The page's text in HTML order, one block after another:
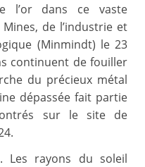
l’or dans ce vaste
de l’industrie et
(Minmindt) le 23
continuent de fouiller
du précieux métal
dépassée fait partie
sur le site de
rayons du soleil